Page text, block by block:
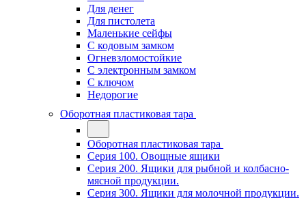
Для денег
Для пистолета
Маленькие сейфы
С кодовым замком
Огневзломостойкие
С электронным замком
С ключом
Недорогие
Оборотная пластиковая тара
Оборотная пластиковая тара
Серия 100. Овощные ящики
Серия 200. Ящики для рыбной и колбасно-
мясной продукции.
Серия 300. Ящики для молочной продукции.